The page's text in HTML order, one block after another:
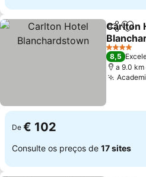
Partilhar
Carlton
Ver
4 Estrelas
8,5
a 9.0 km
De € 102
Consulte os preços de 17 sites